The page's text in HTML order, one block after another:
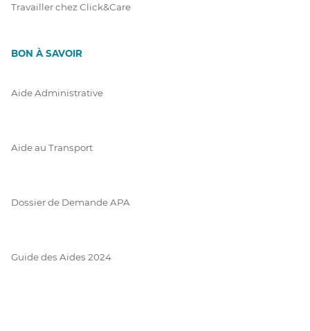
Travailler chez Click&Care
BON À SAVOIR
Aide Administrative
Aide au Transport
Dossier de Demande APA
Guide des Aides 2024